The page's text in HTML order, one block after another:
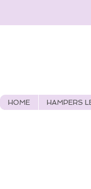
HOME HAMPERS